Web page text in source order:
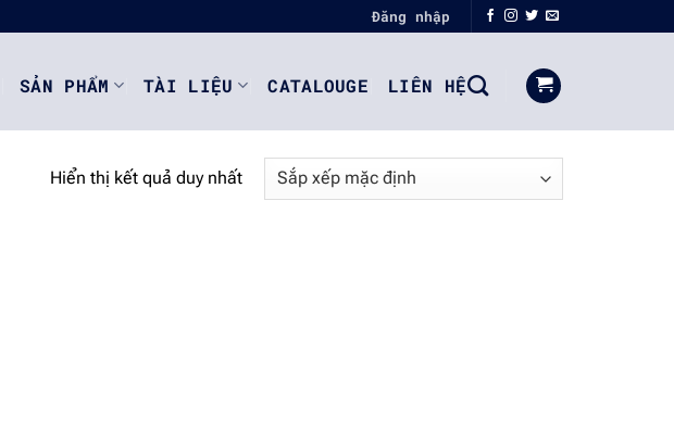
Đăng nhập
SẢN PHẨM TÀI LIỆU CATALOUGE LIÊN HỆ
Hiển thị kết quả duy nhất